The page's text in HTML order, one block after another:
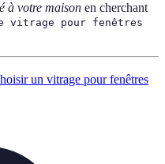
à votre maison en cherchant
vitrage pour fenêtres
un vitrage pour fenêtres